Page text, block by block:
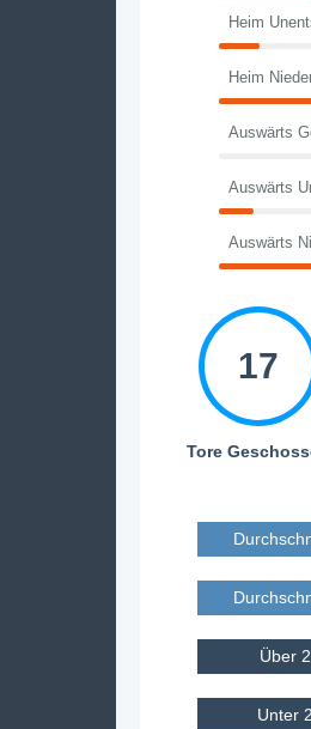
Heim
Heim
Auswärts
Auswärts
Auswärts
17
Tore
Über
Unter